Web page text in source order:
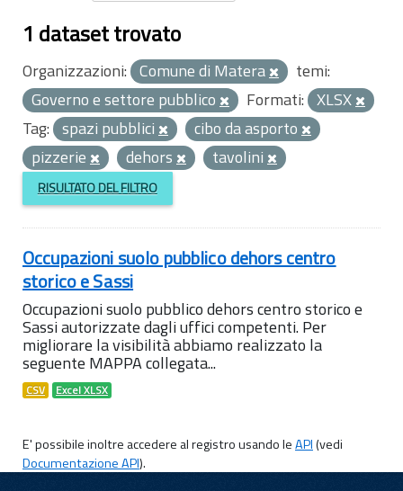
1 dataset trovato
Organizzazioni: Comune di Matera
temi:
Governo e settore pubblico
Formati: XLSX
Tag: spazi pubblici
cibo da asporto
pizzerie
dehors tavolini
RISULTATO DEL FILTRO
Occupazioni suolo pubblico dehors centro
storico e Sassi
Occupazioni suolo pubblico dehors centro storico e
Sassi autorizzate dagli uffici competenti. Per
migliorare la visibilità abbiamo realizzato la
seguente MAPPA collegata...
CSV Excel XLSX
E' possibile inoltre accedere al registro usando leAPI(vedi
Documentazione API).